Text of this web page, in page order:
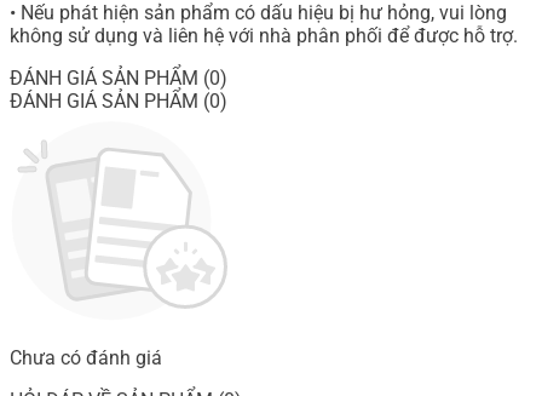
• Nếu phát hiện sản phẩm có dấu hiệu bị hư hỏng, vui lòng
không sử dụng và liên hệ với nhà phân phối để được hỗ trợ.
ĐÁNH GIÁ SẢN PHẨM (0)
ĐÁNH GIÁ SẢN PHẨM (0)
Chưa có đánh giá